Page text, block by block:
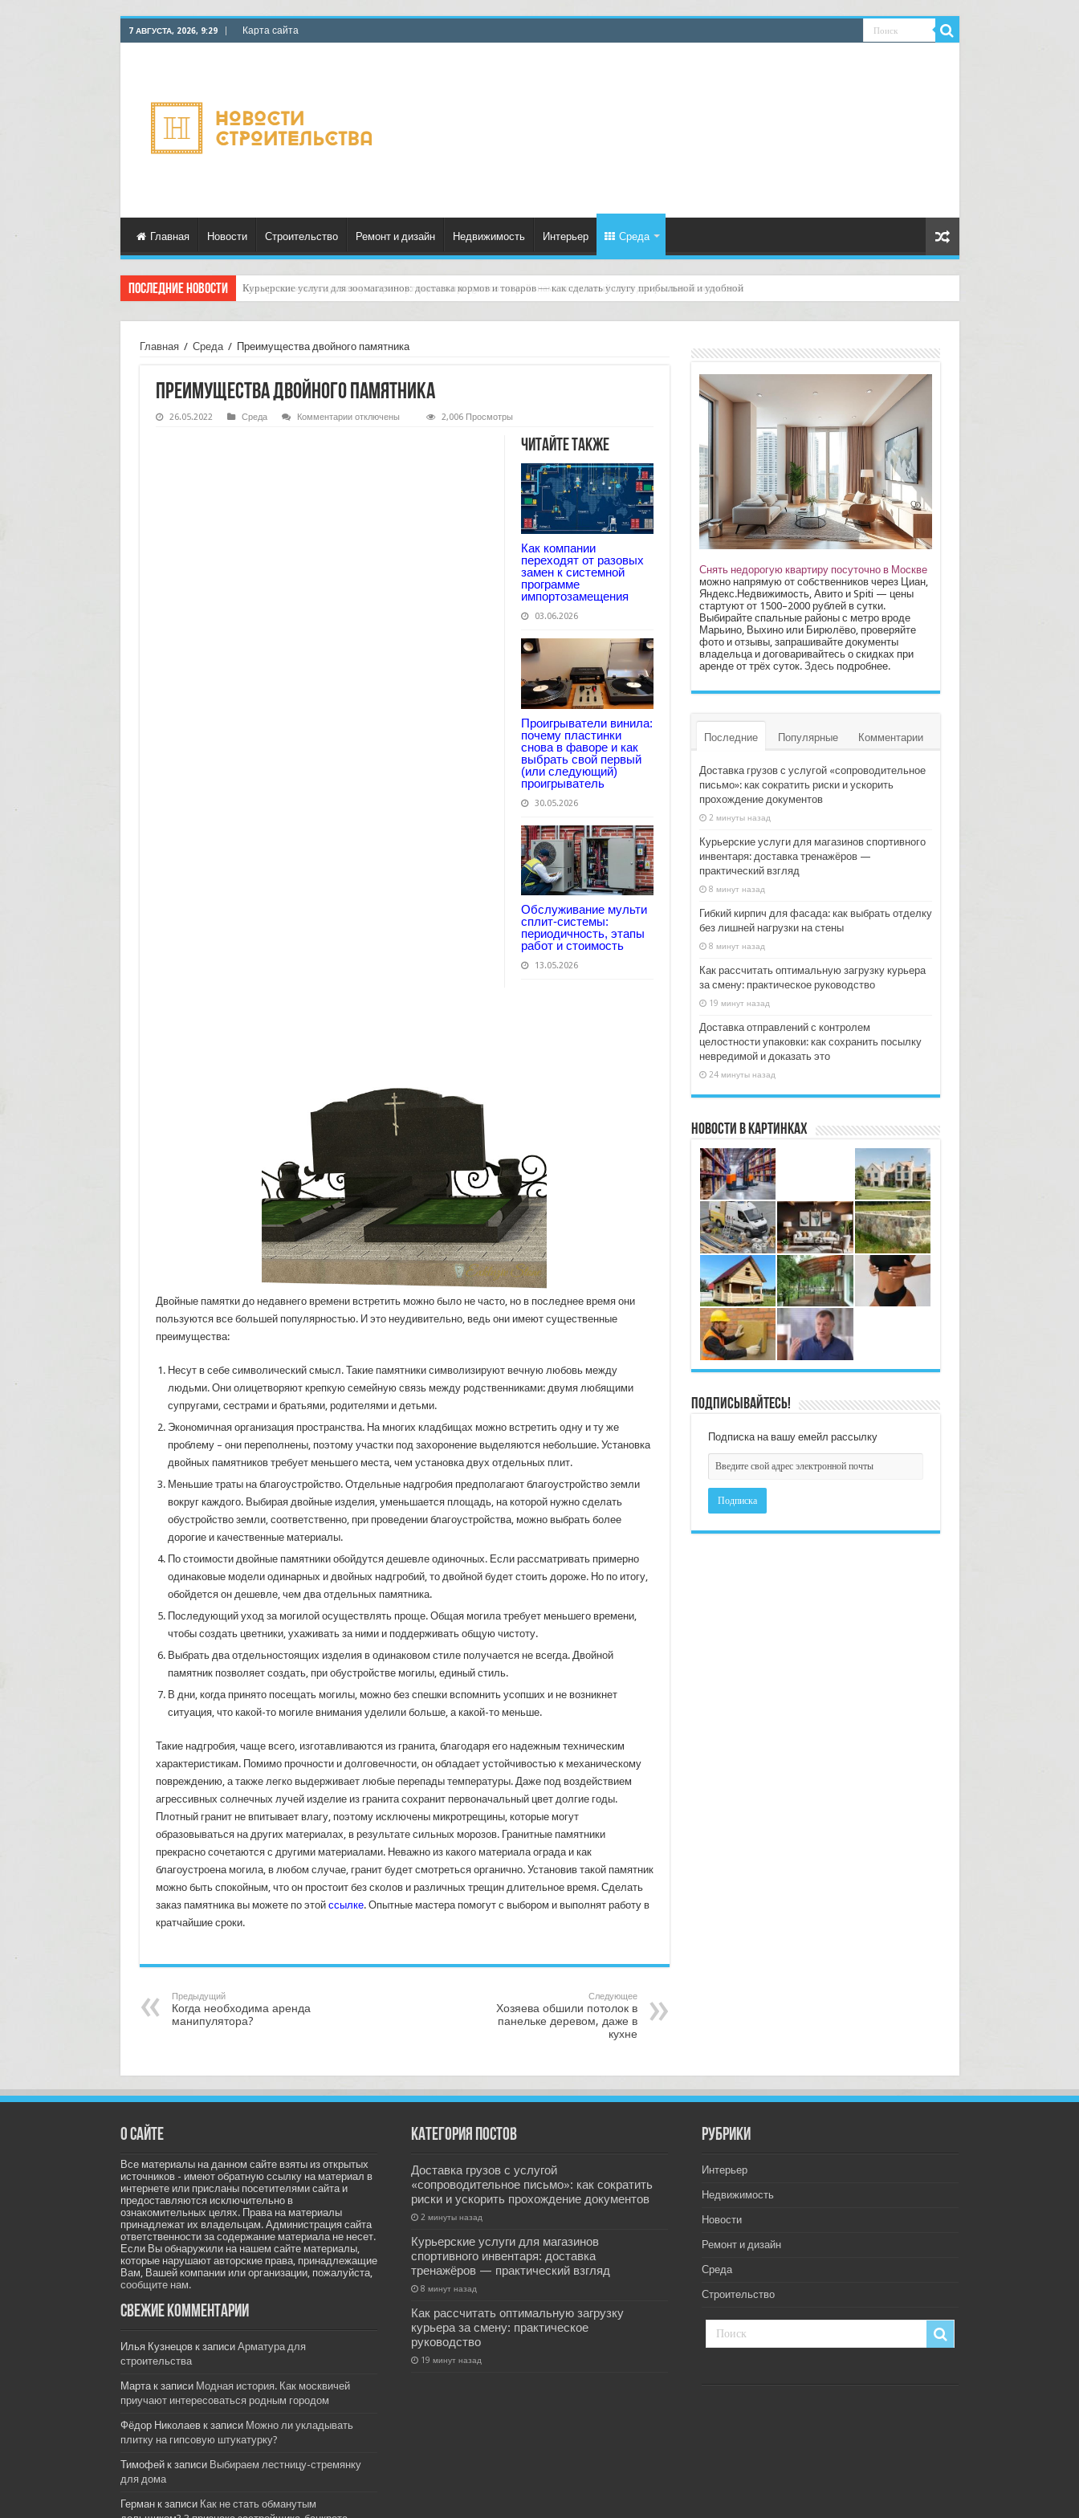
7 АВГУСТА, 2026, 9:29 Карта сайта
Главная Новости Строительство Ремонт и дизайн Недвижимость Интерьер Среда
Последние новости Как организовать доставку скоропортящихся продуктов по районам: пошаговый план для реальной логистики
Главная / Среда / Преимущества двойного памятника
Преимущества двойного памятника
26.05.2022 Среда Комментариикотключены 2,006 Просмотры
Читайте также
Как компании
переходят от разовых
замен к системной
программе
импортозамещения
03.06.2026
Проигрыватели винила:
почему пластинки
снова в фаворе и как
выбрать свой первый
(или следующий)
проигрыватель
30.05.2026
Обслуживание мульти
сплит-системы:
периодичность, этапы
работ и стоимость
13.05.2026
Двойные памятки до недавнего времени встретить можно было не часто, но в последнее время они
пользуются все большей популярностью. И это неудивительно, ведь они имеют существенные
преимущества:
Несут в себе символический смысл. Такие памятники символизируют вечную любовь между
людьми. Они олицетворяют крепкую семейную связь между родственниками: двумя любящими
супругами, сестрами и братьями, родителями и детьми.
Экономичная организация пространства. На многих кладбищах можно встретить одну и ту же
проблему – они переполнены, поэтому участки под захоронение выделяются небольшие. Установка
двойных памятников требует меньшего места, чем установка двух отдельных плит.
Меньшие траты на благоустройство. Отдельные надгробия предполагают благоустройство земли
вокруг каждого. Выбирая двойные изделия, уменьшается площадь, на которой нужно сделать
обустройство земли, соответственно, при проведении благоустройства, можно выбрать более
дорогие и качественные материалы.
По стоимости двойные памятники обойдутся дешевле одиночных. Если рассматривать примерно
одинаковые модели одинарных и двойных надгробий, то двойной будет стоить дороже. Но по итогу,
обойдется он дешевле, чем два отдельных памятника.
Последующий уход за могилой осуществлять проще. Общая могила требует меньшего времени,
чтобы создать цветники, ухаживать за ними и поддерживать общую чистоту.
Выбрать два отдельностоящих изделия в одинаковом стиле получается не всегда. Двойной
памятник позволяет создать, при обустройстве могилы, единый стиль.
В дни, когда принято посещать могилы, можно без спешки вспомнить усопших и не возникнет
ситуация, что какой-то могиле внимания уделили больше, а какой-то меньше.
Такие надгробия, чаще всего, изготавливаются из гранита, благодаря его надежным техническим
характеристикам. Помимо прочности и долговечности, он обладает устойчивостью к механическому
повреждению, а также легко выдерживает любые перепады температуры. Даже под воздействием
агрессивных солнечных лучей изделие из гранита сохранит первоначальный цвет долгие годы.
Плотный гранит не впитывает влагу, поэтому исключены микротрещины, которые могут
образовываться на других материалах, в результате сильных морозов. Гранитные памятники
прекрасно сочетаются с другими материалами. Неважно из какого материала ограда и как
благоустроена могила, в любом случае, гранит будет смотреться органично. Установив такой памятник
можно быть спокойным, что он простоит без сколов и различных трещин длительное время. Сделать
заказ памятника вы можете по этой ссылке. Опытные мастера помогут с выбором и выполнят работу в
кратчайшие сроки.
Предыдущий
Когда необходима аренда
манипулятора?
Следующее
Хозяева обшили потолок в
панельке деревом, даже в
кухне
Снять недорогую квартиру посуточно в Москве
можно напрямую от собственников через Циан,
Яндекс.Недвижимость, Авито и Spiti — цены
стартуют от 1500–2000 рублей в сутки.
Выбирайте спальные районы с метро вроде
Марьино, Выхино или Бирюлёво, проверяйте
фото и отзывы, запрашивайте документы
владельца и договаривайтесь о скидках при
аренде от трёх суток. Здесьподробнее.
Последние Популярные Комментарии
Доставка грузов с услугой «сопроводительное
письмо»: как сократить риски и ускорить
прохождение документов
2 минуты назад
Курьерские услуги для магазинов спортивного
инвентаря: доставка тренажёров —
практический взгляд
8 минут назад
Гибкий кирпич для фасада: как выбрать отделку
без лишней нагрузки на стены
8 минут назад
Как рассчитать оптимальную загрузку курьера
за смену: практическое руководство
19 минут назад
Доставка отправлений с контролем
целостности упаковки: как сохранить посылку
невредимой и доказать это
24 минуты назад
Новости в картинках
Подписывайтесь!
Подписка на вашу емейл рассылку
О сайте
Все материалы на данном сайте взяты из открытых
источников - имеют обратную ссылку на материал в
интернете или присланы посетителями сайта и
предоставляются исключительно в
ознакомительных целях. Права на материалы
принадлежат их владельцам. Администрация сайта
ответственности за содержание материала не несет.
Если Вы обнаружили на нашем сайте материалы,
которые нарушают авторские права, принадлежащие
Вам, Вашей компании или организации, пожалуйста,
сообщите нам.
Свежие комментарии
Илья Кузнецовк записи Арматура для
строительства
Мартак записи Модная история. Как москвичей
приучают интересоваться родным городом
Фёдор Николаевк записи Можно ли укладывать
плитку на гипсовую штукатурку?
Тимофейк записи Выбираем лестницу-стремянку
для дома
Германк записи Как не стать обманутым
Категория постов
Доставка грузов с услугой
«сопроводительное письмо»: как сократить
риски и ускорить прохождение документов
2 минуты назад
Курьерские услуги для магазинов
спортивного инвентаря: доставка
тренажёров — практический взгляд
8 минут назад
Как рассчитать оптимальную загрузку
курьера за смену: практическое
руководство
19 минут назад
РУбрики
Интерьер
Недвижимость
Новости
Ремонт и дизайн
Среда
Строительство